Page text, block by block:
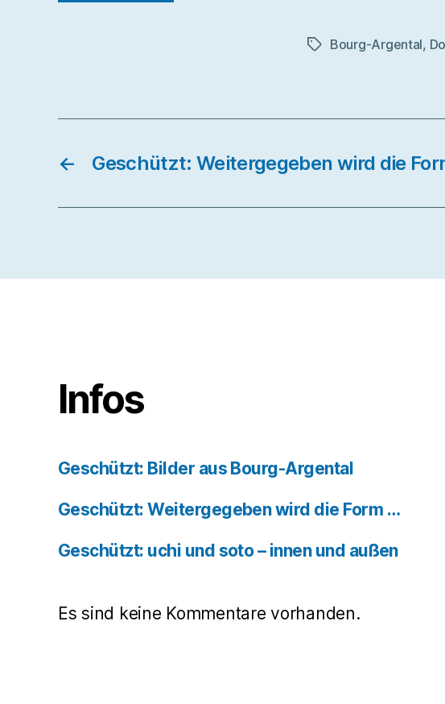
Schlagwörter
Bourg-Argental,
← Geschützt: Weitergegeben wird die
Infos
Geschützt: Bilder aus Bourg-Argental
Geschützt: Weitergegeben wird die Form …
Geschützt: uchi und soto – innen und außen
Es sind keine Kommentare vorhanden.